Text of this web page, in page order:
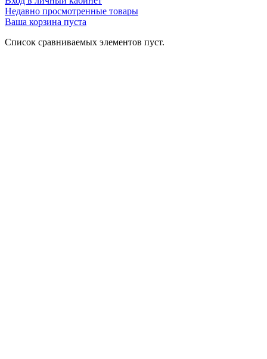
Недавно просмотренные товары
Ваша корзина пуста
Список сравниваемых элементов пуст.